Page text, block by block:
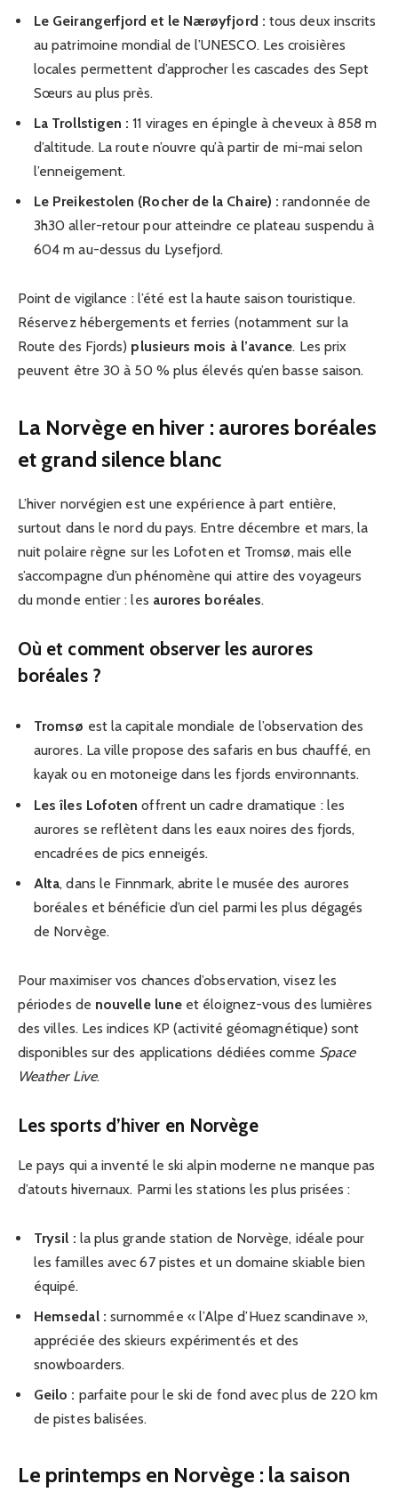
Le Geirangerfjord et le Nærøyfjord : tous deux inscrits
au patrimoine mondial de l’UNESCO. Les croisières
locales permettent d’approcher les cascades des Sept
Sœurs au plus près.
La Trollstigen : 11 virages en épingle à cheveux à 858 m
d’altitude. La route n’ouvre qu’à partir de mi-mai selon
l’enneigement.
Le Preikestolen (Rocher de la Chaire) : randonnée de
3h30 aller-retour pour atteindre ce plateau suspendu à
604 m au-dessus du Lysefjord.
Point de vigilance : l’été est la haute saison touristique.
Réservez hébergements et ferries (notamment sur la
Route des Fjords) plusieurs mois à l’avance. Les prix
peuvent être 30 à 50 % plus élevés qu’en basse saison.
La Norvège en hiver : aurores boréales
et grand silence blanc
L’hiver norvégien est une expérience à part entière,
surtout dans le nord du pays. Entre décembre et mars, la
nuit polaire règne sur les Lofoten et Tromsø, mais elle
s’accompagne d’un phénomène qui attire des voyageurs
du monde entier : les aurores boréales.
Où et comment observer les aurores
boréales ?
Tromsø est la capitale mondiale de l’observation des
aurores. La ville propose des safaris en bus chauffé, en
kayak ou en motoneige dans les fjords environnants.
Les îles Lofoten offrent un cadre dramatique : les
aurores se reflètent dans les eaux noires des fjords,
encadrées de pics enneigés.
Alta, dans le Finnmark, abrite le musée des aurores
boréales et bénéficie d’un ciel parmi les plus dégagés
de Norvège.
Pour maximiser vos chances d’observation, visez les
périodes de nouvelle lune et éloignez-vous des lumières
des villes. Les indices KP (activité géomagnétique) sont
disponibles sur des applications dédiées comme Space
Weather Live.
Les sports d’hiver en Norvège
Le pays qui a inventé le ski alpin moderne ne manque pas
d’atouts hivernaux. Parmi les stations les plus prisées :
Trysil : la plus grande station de Norvège, idéale pour
les familles avec 67 pistes et un domaine skiable bien
équipé.
Hemsedal : surnommée « l’Alpe d’Huez scandinave »,
appréciée des skieurs expérimentés et des
snowboarders.
Geilo : parfaite pour le ski de fond avec plus de 220 km
de pistes balisées.
Le printemps en Norvège : la saison